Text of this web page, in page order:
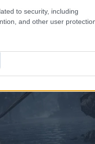
to security, including
and other user